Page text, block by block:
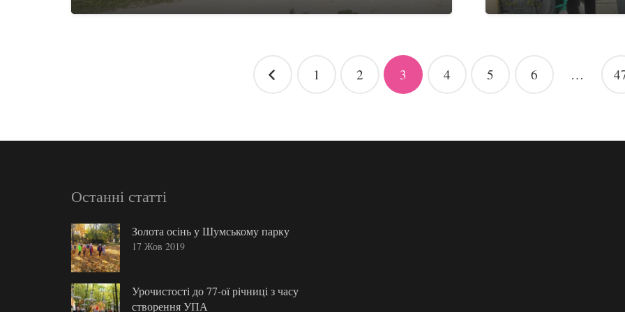
1 2 3 4 5 6 …
Останні статті
Золота осінь у Шумському парку
17 Жов 2019
Урочистості до 77-ої річниці з часу
створення УПА